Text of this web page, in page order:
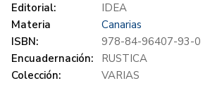
Editorial:
IDEA
Materia
Canarias
ISBN:
978-84-96407-93-0
Encuadernación:
RUSTICA
Colección:
VARIAS